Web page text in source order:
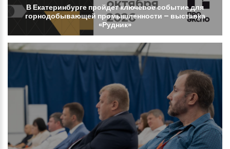
В Екатеринбурге пройдетключевоесобытиедля
горнодобывающей промышленности – выставка
«Рудник»